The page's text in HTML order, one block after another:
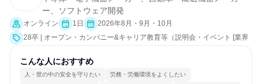
ー、ソフトウェア開発
オンライン 1日
2026年8月・9月・10月
28卒 | オープン・カンパニー&キャリア教育等（説明会・イベント [業界
こんな人におすすめ
人・世の中の安全を守りたい 労務・労働環境をよくしたい